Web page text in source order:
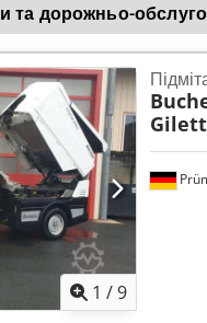
та дорожньо-
1 /9